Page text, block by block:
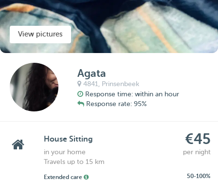
View pictures
Agata
4841, Prinsenbeek
Response time: within an hour
Response rate: 95%
House Sitting €45
in your home
per night
Travels up to 15 km
Extended care
50-100%